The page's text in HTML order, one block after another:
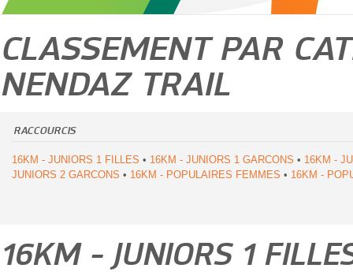
CLASSEMENT PAR
NENDAZ TRAIL
RACCOURCIS
16KM - JUNIORS 1 FILLES • 16KM - JUNIORS 1 GARCONS • 16KM -
JUNIORS 2 GARCONS • 16KM - POPULAIRES FEMMES • 16KM -
16KM - JUNIORS 1